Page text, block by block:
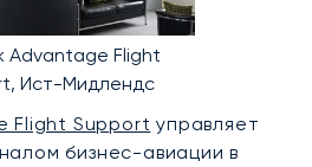
Advantage Flight
Ист-Мидлендс
Flight Support управляет
бизнес-авиации в